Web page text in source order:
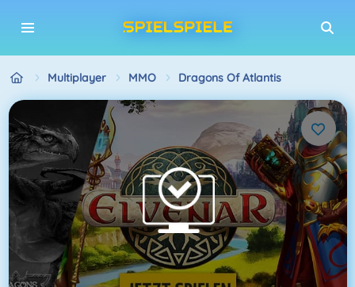
Multiplayer MMO Dragons Of Atlantis